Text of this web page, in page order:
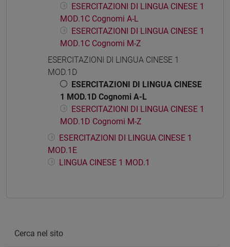
ESERCITAZIONI DI LINGUA CINESE 1
MOD.1C Cognomi A-L
ESERCITAZIONI DI LINGUA CINESE 1
MOD.1C Cognomi M-Z
ESERCITAZIONI DI LINGUA CINESE 1
MOD.1D
ESERCITAZIONI DI LINGUA CINESE
1 MOD.1D Cognomi A-L
ESERCITAZIONI DI LINGUA CINESE 1
MOD.1D Cognomi M-Z
ESERCITAZIONI DI LINGUA CINESE 1
MOD.1E
LINGUA CINESE 1 MOD.1
Cerca nel sito